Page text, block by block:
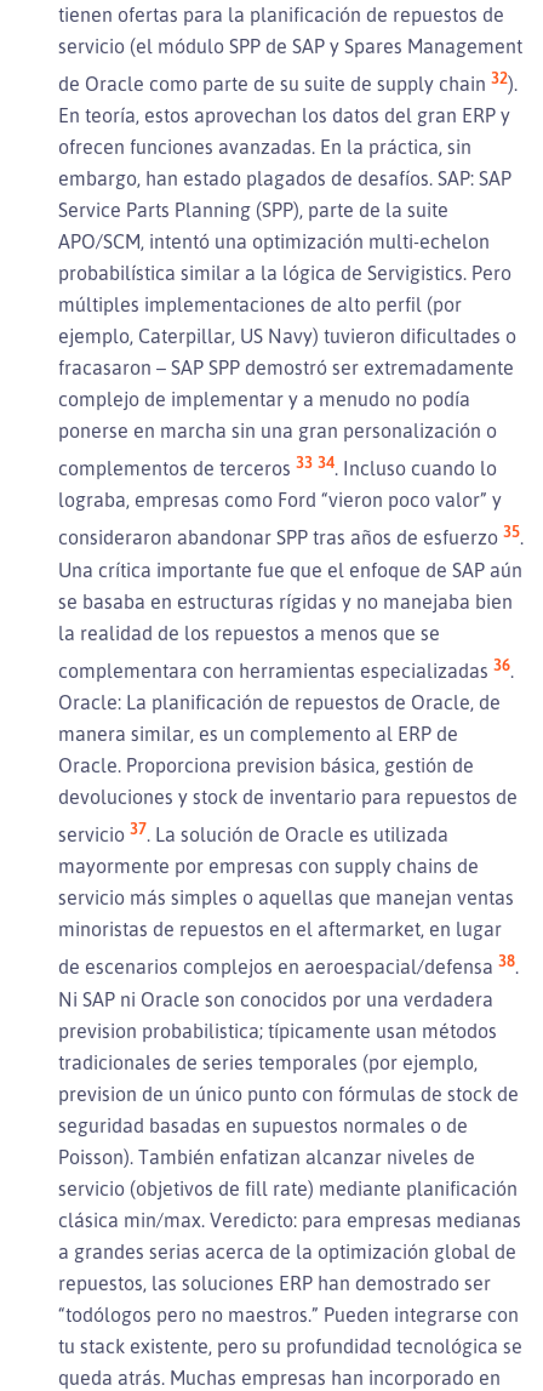
tienen ofertas para la planificación de repuestos de
servicio (el módulo SPP de SAP y Spares Management
de Oracle como parte de su suite de supply chain 32).
En teoría, estos aprovechan los datos del gran ERP y
ofrecen funciones avanzadas. En la práctica, sin
embargo, han estado plagados de desafíos. SAP: SAP
Service Parts Planning (SPP), parte de la suite
APO/SCM, intentó una optimización multi-echelon
probabilística similar a la lógica de Servigistics. Pero
múltiples implementaciones de alto perfil (por
ejemplo, Caterpillar, US Navy) tuvieron dificultades o
fracasaron – SAP SPP demostró ser extremadamente
complejo de implementar y a menudo no podía
ponerse en marcha sin una gran personalización o
complementos de terceros 33 34. Incluso cuando lo
lograba, empresas como Ford “vieron poco valor” y
consideraron abandonar SPP tras años de esfuerzo 35.
Una crítica importante fue que el enfoque de SAP aún
se basaba en estructuras rígidas y no manejaba bien
la realidad de los repuestos a menos que se
complementara con herramientas especializadas 36.
Oracle: La planificación de repuestos de Oracle, de
manera similar, es un complemento al ERP de
Oracle. Proporciona prevision básica, gestión de
devoluciones y stock de inventario para repuestos de
servicio 37. La solución de Oracle es utilizada
mayormente por empresas con supply chains de
servicio más simples o aquellas que manejan ventas
minoristas de repuestos en el aftermarket, en lugar
de escenarios complejos en aeroespacial/defensa 38.
Ni SAP ni Oracle son conocidos por una verdadera
prevision probabilistica; típicamente usan métodos
tradicionales de series temporales (por ejemplo,
prevision de un único punto con fórmulas de stock de
seguridad basadas en supuestos normales o de
Poisson). También enfatizan alcanzar niveles de
servicio (objetivos de fill rate) mediante planificación
clásica min/max. Veredicto: para empresas medianas
a grandes serias acerca de la optimización global de
repuestos, las soluciones ERP han demostrado ser
“todólogos pero no maestros.” Pueden integrarse con
tu stack existente, pero su profundidad tecnológica se
queda atrás. Muchas empresas han incorporado en